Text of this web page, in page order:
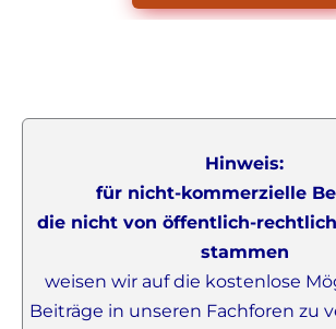
Hinweis:
für nicht-kommerzielle
die nicht von öffentlich-
stammen
weisen wir auf die kostenlose
Beiträge in unseren Fachforen zu